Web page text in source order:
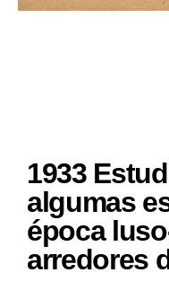
1933
algumas
época
arredores